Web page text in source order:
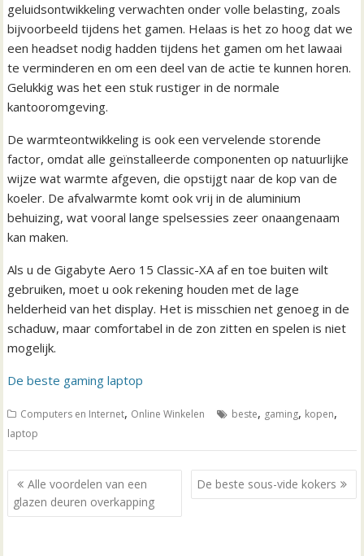
geluidsontwikkeling verwachten onder volle belasting, zoals
bijvoorbeeld tijdens het gamen. Helaas is het zo hoog dat we
een headset nodig hadden tijdens het gamen om het lawaai
te verminderen en om een deel van de actie te kunnen horen.
Gelukkig was het een stuk rustiger in de normale
kantooromgeving.
De warmteontwikkeling is ook een vervelende storende
factor, omdat alle geïnstalleerde componenten op natuurlijke
wijze wat warmte afgeven, die opstijgt naar de kop van de
koeler. De afvalwarmte komt ook vrij in de aluminium
behuizing, wat vooral lange spelsessies zeer onaangenaam
kan maken.
Als u de Gigabyte Aero 15 Classic-XA af en toe buiten wilt
gebruiken, moet u ook rekening houden met de lage
helderheid van het display. Het is misschien net genoeg in de
schaduw, maar comfortabel in de zon zitten en spelen is niet
mogelijk.
De beste gaming laptop
Computers en Internet, Online Winkelen beste, gaming, kopen,
laptop
B
e
Alle voordelen van een
glazen deuren overkapping
De beste sous-vide kokers